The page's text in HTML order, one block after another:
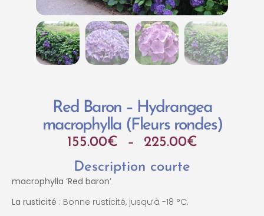
Red Baron – Hydrangea
macrophylla (Fleurs rondes)
155.00€ – 225.00€
Description courte
macrophylla ‘Red baron’
La rusticité : Bonne rusticité, jusqu’à -18 °C.